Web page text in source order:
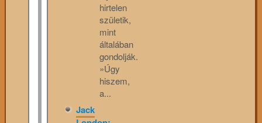
hirtelen
születik,
mint
általában
gondolják.
»Úgy
hiszem,
a...
Jack